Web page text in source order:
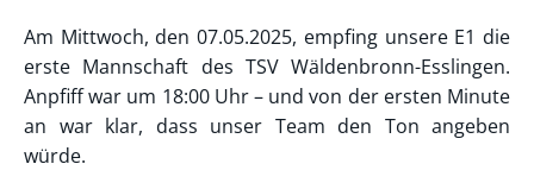
Am Mittwoch, den 07.05.2025, empfing unsere E1 die
erste Mannschaft des TSV Wäldenbronn-Esslingen.
Anpfiff war um 18:00 Uhr – und von der ersten Minute
an war klar, dass unser Team den Ton angeben
würde.